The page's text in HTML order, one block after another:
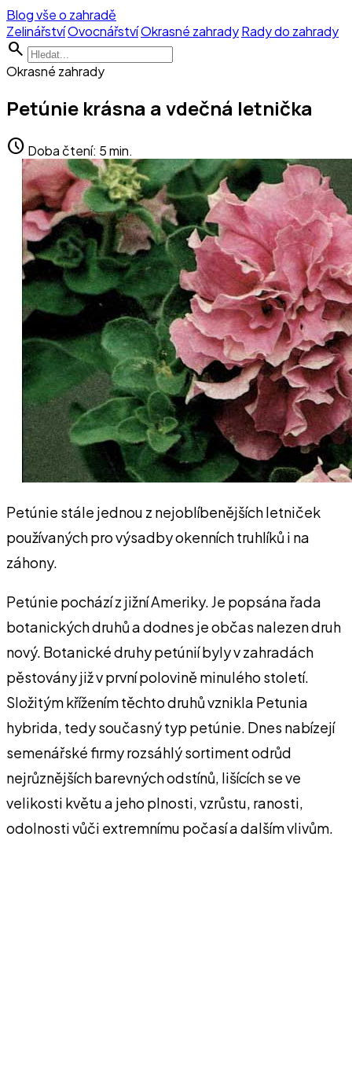
Blog vše o zahradě
ZelinářstvíOvocnářstvíOkrasné zahradyRady do zahrady
search
Okrasné zahrady
Petúnie krásna a vdečná letnička
schedule Doba čtení: 5 min.
Petúnie stále jednou z nejoblíbenějších letniček
používaných pro výsadby okenních truhlíků i na
záhony.
Petúnie pochází z jižní Ameriky. Je popsána řada
botanických druhů a dodnes je občas nalezen druh
nový. Botanické druhy petúnií byly v zahradách
pěstovány již v první polovině minulého století.
Složitým křížením těchto druhů vznikla Petunia
hybrida, tedy současný typ petúnie. Dnes nabízejí
semenářské firmy rozsáhlý sortiment odrůd
nejrůznějších barevných odstínů, lišících se ve
velikosti květu a jeho plnosti, vzrůstu, ranosti,
odolnosti vůči extremnímu počasí a dalším vlivům.